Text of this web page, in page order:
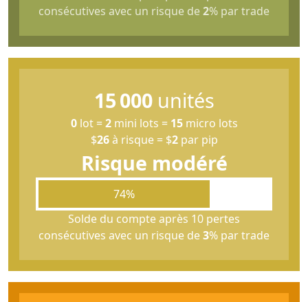
consécutives avec un risque de2% par trade
15 000unités
0lot =2mini lots = 15micro lots
$26à risque = $2par pip
Risque modéré
74%
Solde du compte après 10 pertes
consécutives avec un risque de3% par trade